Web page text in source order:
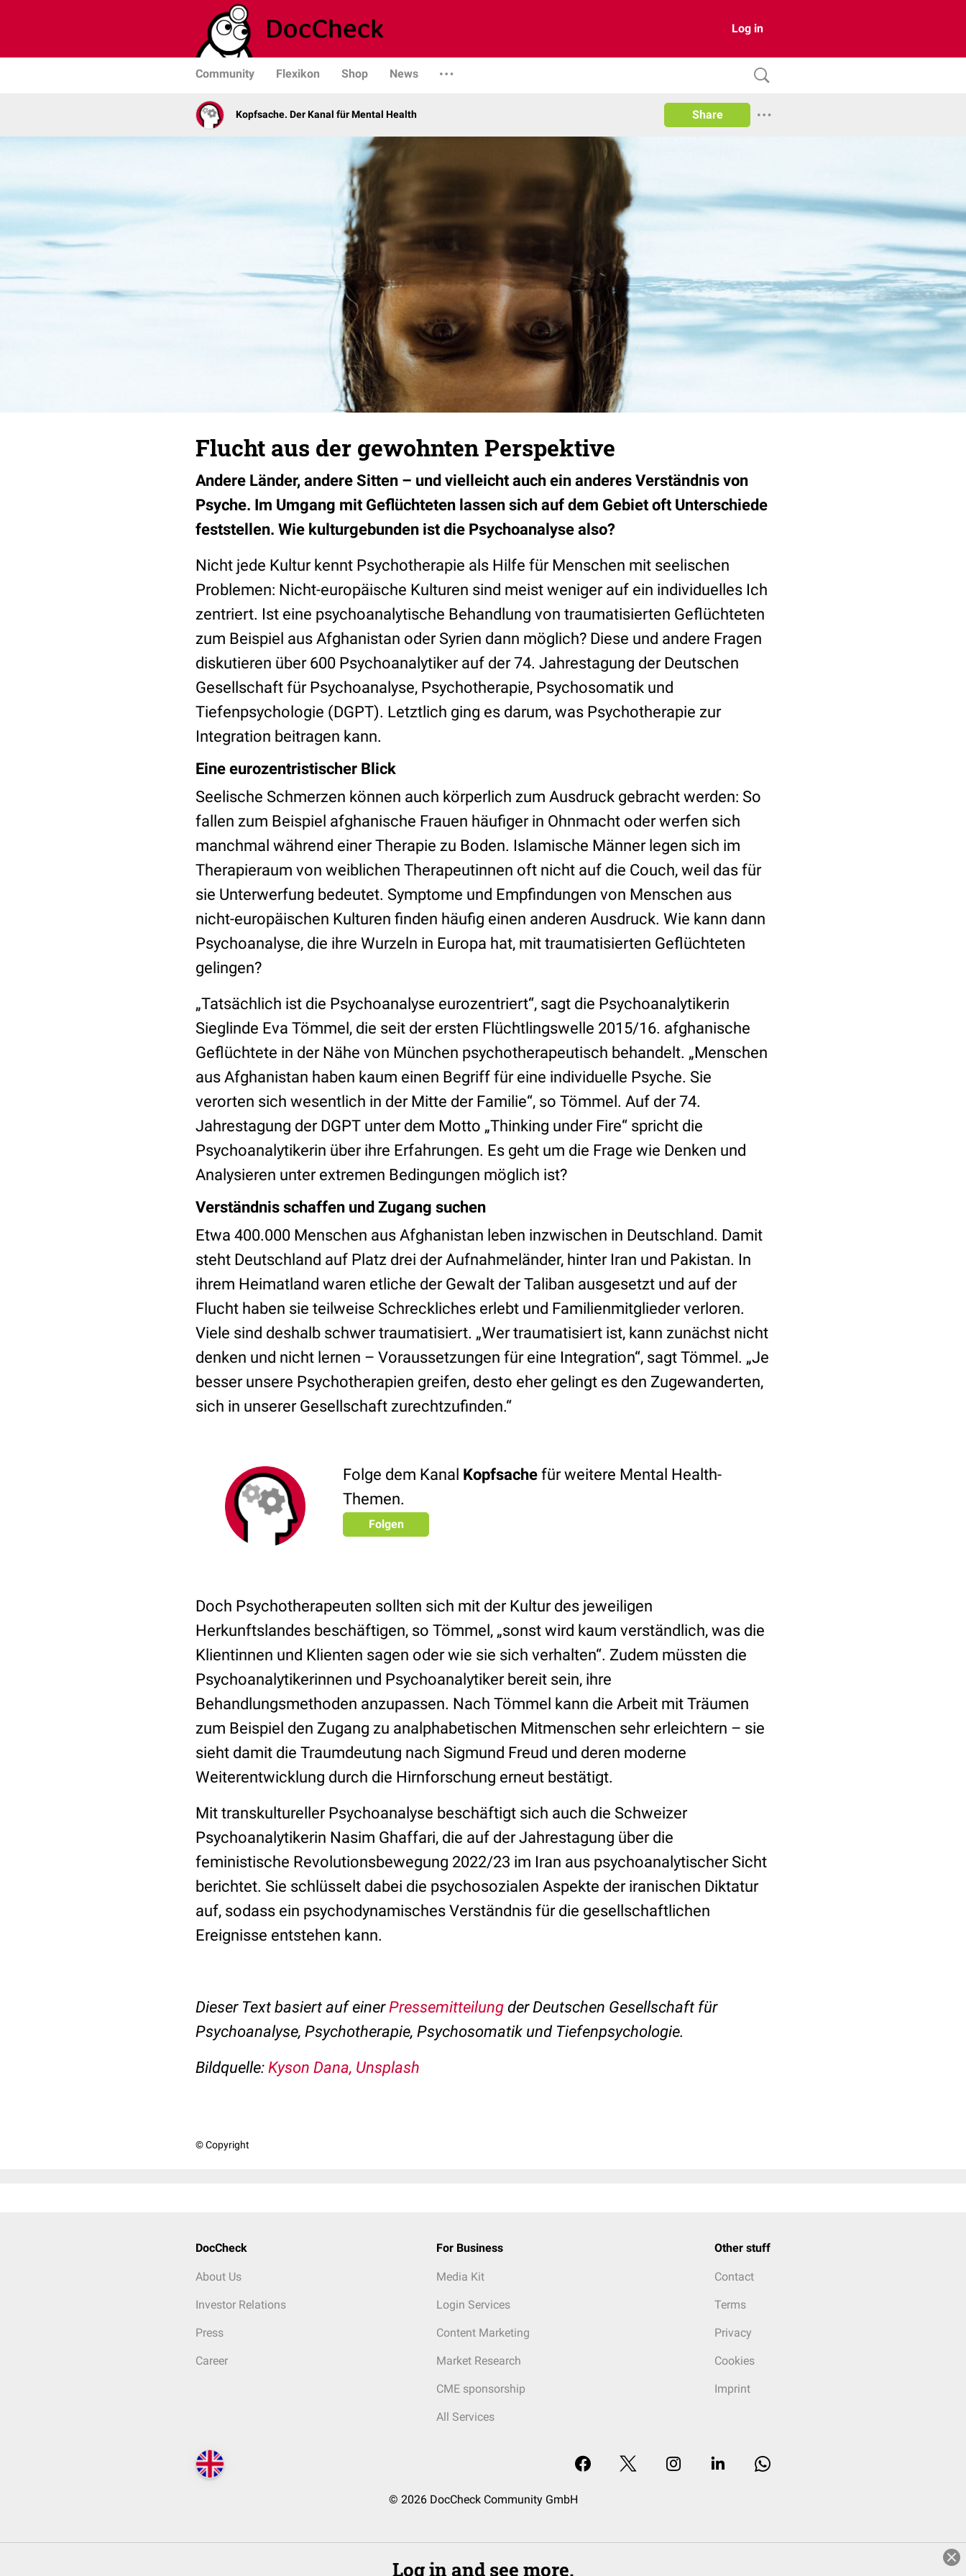
Log in
Community Flexikon Shop News
Kopfsache. Der Kanal für Mental Health Share
Flucht aus der gewohnten Perspektive
Andere Länder, andere Sitten – und vielleicht auch ein anderes Verständnis von
Psyche. Im Umgang mit Geflüchteten lassen sich auf dem Gebiet oft Unterschiede
feststellen. Wie kulturgebunden ist die Psychoanalyse also?
Nicht jede Kultur kennt Psychotherapie als Hilfe für Menschen mit seelischen
Problemen: Nicht-europäische Kulturen sind meist weniger auf ein individuelles Ich
zentriert. Ist eine psychoanalytische Behandlung von traumatisierten Geflüchteten
zum Beispiel aus Afghanistan oder Syrien dann möglich? Diese und andere Fragen
diskutieren über 600 Psychoanalytiker auf der 74. Jahrestagung der Deutschen
Gesellschaft für Psychoanalyse, Psychotherapie, Psychosomatik und
Tiefenpsychologie (DGPT). Letztlich ging es darum, was Psychotherapie zur
Integration beitragen kann.
Eine eurozentristischer Blick
Seelische Schmerzen können auch körperlich zum Ausdruck gebracht werden: So
fallen zum Beispiel afghanische Frauen häufiger in Ohnmacht oder werfen sich
manchmal während einer Therapie zu Boden. Islamische Männer legen sich im
Therapieraum von weiblichen Therapeutinnen oft nicht auf die Couch, weil das für
sie Unterwerfung bedeutet. Symptome und Empfindungen von Menschen aus
nicht-europäischen Kulturen finden häufig einen anderen Ausdruck. Wie kann dann
Psychoanalyse, die ihre Wurzeln in Europa hat, mit traumatisierten Geflüchteten
gelingen?
„Tatsächlich ist die Psychoanalyse eurozentriert“, sagt die Psychoanalytikerin
Sieglinde Eva Tömmel, die seit der ersten Flüchtlingswelle 2015/16. afghanische
Geflüchtete in der Nähe von München psychotherapeutisch behandelt. „Menschen
aus Afghanistan haben kaum einen Begriff für eine individuelle Psyche. Sie
verorten sich wesentlich in der Mitte der Familie“, so Tömmel. Auf der 74.
Jahrestagung der DGPT unter dem Motto „Thinking under Fire“ spricht die
Psychoanalytikerin über ihre Erfahrungen. Es geht um die Frage wie Denken und
Analysieren unter extremen Bedingungen möglich ist?
Verständnis schaffen und Zugang suchen
Etwa 400.000 Menschen aus Afghanistan leben inzwischen in Deutschland. Damit
steht Deutschland auf Platz drei der Aufnahmeländer, hinter Iran und Pakistan. In
ihrem Heimatland waren etliche der Gewalt der Taliban ausgesetzt und auf der
Flucht haben sie teilweise Schreckliches erlebt und Familienmitglieder verloren.
Viele sind deshalb schwer traumatisiert. „Wer traumatisiert ist, kann zunächst nicht
denken und nicht lernen – Voraussetzungen für eine Integration“, sagt Tömmel. „Je
besser unsere Psychotherapien greifen, desto eher gelingt es den Zugewanderten,
sich in unserer Gesellschaft zurechtzufinden.“
Folge dem Kanal Kopfsache für weitere Mental Health-
Themen.
Folgen
Doch Psychotherapeuten sollten sich mit der Kultur des jeweiligen
Herkunftslandes beschäftigen, so Tömmel, „sonst wird kaum verständlich, was die
Klientinnen und Klienten sagen oder wie sie sich verhalten“. Zudem müssten die
Psychoanalytikerinnen und Psychoanalytiker bereit sein, ihre
Behandlungsmethoden anzupassen. Nach Tömmel kann die Arbeit mit Träumen
zum Beispiel den Zugang zu analphabetischen Mitmenschen sehr erleichtern – sie
sieht damit die Traumdeutung nach Sigmund Freud und deren moderne
Weiterentwicklung durch die Hirnforschung erneut bestätigt.
Mit transkultureller Psychoanalyse beschäftigt sich auch die Schweizer
Psychoanalytikerin Nasim Ghaffari, die auf der Jahrestagung über die
feministische Revolutionsbewegung 2022/23 im Iran aus psychoanalytischer Sicht
berichtet. Sie schlüsselt dabei die psychosozialen Aspekte der iranischen Diktatur
auf, sodass ein psychodynamisches Verständnis für die gesellschaftlichen
Ereignisse entstehen kann.
Dieser Text basiert auf einerPressemitteilung der Deutschen Gesellschaft für
Psychoanalyse, Psychotherapie, Psychosomatik und Tiefenpsychologie.
Bildquelle: Kyson Dana, Unsplash
© Copyright
DocCheck
About Us
Investor Relations
Press
Career
For Business
Media Kit
Login Services
Content Marketing
Market Research
CME sponsorship
All Services
Other stuff
Contact
Terms
Privacy
Cookies
Imprint
© 2026 DocCheck Community GmbH
Log in and see more.